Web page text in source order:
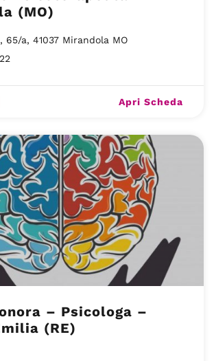
(MO)
65/a, 41037 Mirandola MO
Apri Scheda
– Psicologa –
(RE)